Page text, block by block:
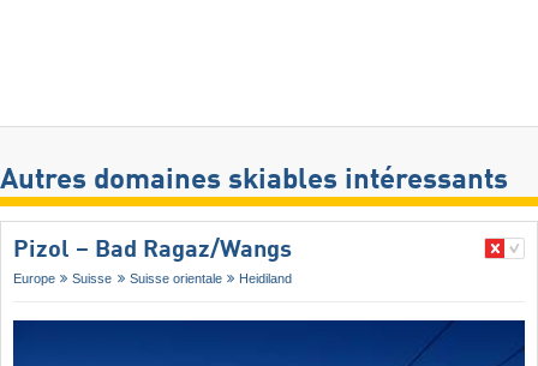
Autres domaines skiables intéressants
Pizol – Bad Ragaz/​Wangs
Europe Suisse Suisse orientale Heidiland